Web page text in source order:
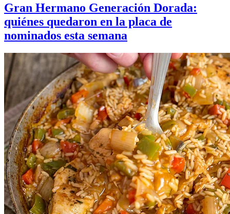
Gran Hermano Generación Dorada:
quiénes quedaron en la placa de
nominados esta semana